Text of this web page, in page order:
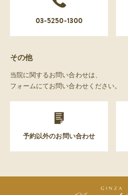
03-5250-1300
その他
当院に関するお問い合わせは、
フォームにてお問い合わせください。
予約以外のお問い合わせ